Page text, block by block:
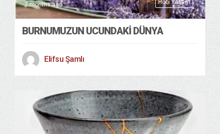
Hobi Yaşam
7 months ago
BURNUMUZUN UCUNDAKİ DÜNYA
Elifsu Şamlı